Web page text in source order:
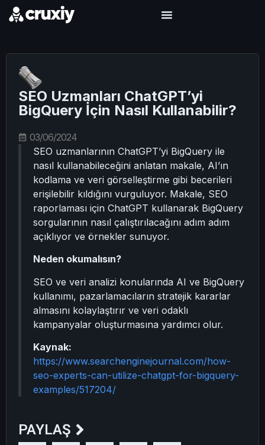
SEO Uzmanları ChatGPT’yi
BigQuery İçin Nasıl Kullanabilir?
03/06/2024
SEO uzmanlarının ChatGPT’yi BigQuery ile
nasıl kullanabileceğini anlatan makale, AI’ın
kodlama ve veri görselleştirme gibi becerileri
erişilebilir kıldığını vurguluyor. Makale, SEO
raporlaması için ChatGPT kullanarak BigQuery
sorgularının nasıl çalıştırılacağını adım adım
açıklıyor ve örnekler sunuyor.
Neden okumalısın?
SEO ve veri analizi konularında AI ve BigQuery
kullanımı, pazarlamacıların stratejik kararlar
almasını kolaylaştırır ve veri odaklı
kampanyalar oluşturmasına yardımcı olur.
Kaynak:
https://www.searchenginejournal.com/how-
seo-experts-can-utilize-chatgpt-for-bigquery-
examples/517204/
PAYLAŞ